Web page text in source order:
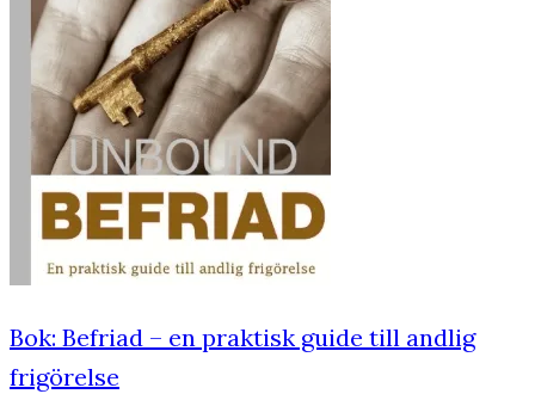
Bok: Befriad – en praktisk guide till andlig
frigörelse